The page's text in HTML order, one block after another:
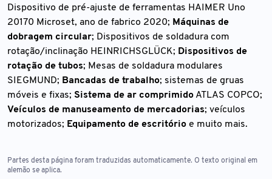
Dispositivo de pré-ajuste de ferramentas HAIMER Uno
20170 Microset, ano de fabrico 2020; Máquinas de
dobragem circular; Dispositivos de soldadura com
rotação/inclinação HEINRICHSGLÜCK; Dispositivos de
rotação de tubos; Mesas de soldadura modulares
SIEGMUND; Bancadas de trabalho; sistemas de gruas
móveis e fixas; Sistema de ar comprimido ATLAS COPCO;
Veículos de manuseamento de mercadorias; veículos
motorizados; Equipamento de escritório e muito mais.
Partes desta página foram traduzidas automaticamente. O texto original em
alemão se aplica.